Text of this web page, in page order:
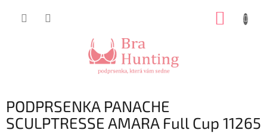
PODPRSENKA PANACHE
SCULPTRESSE AMARA Full Cup 11265